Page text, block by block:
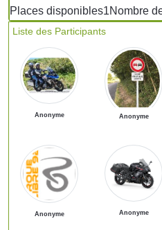
Places disponibles1Nombre
Liste des Participants
Anonyme Anonyme
Anonyme Anonyme